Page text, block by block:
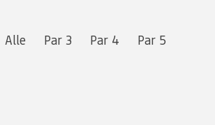
Alle Par 3 Par 4 Par 5